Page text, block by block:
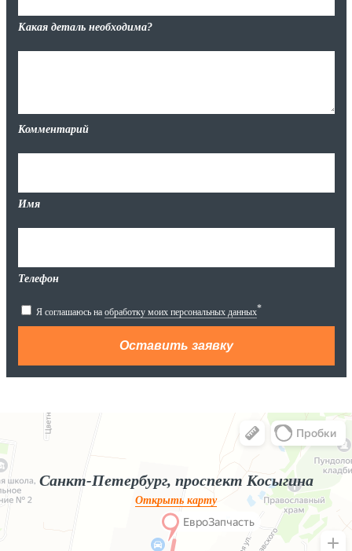
Какая деталь необходима?
Комментарий
Имя
Телефон
Я соглашаюсь на обработку моих персональных данных*
Яндекс.Карты
Яндекс.Карты — поиск мест и адресов, городской транспорт
Санкт-Петербург, проспект Косыгина
Открыть карту